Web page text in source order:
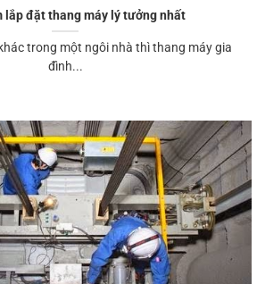
lắp đặt thang máy lý tưởng nhất
trong một ngôi nhà thì thang máy gia
đình...